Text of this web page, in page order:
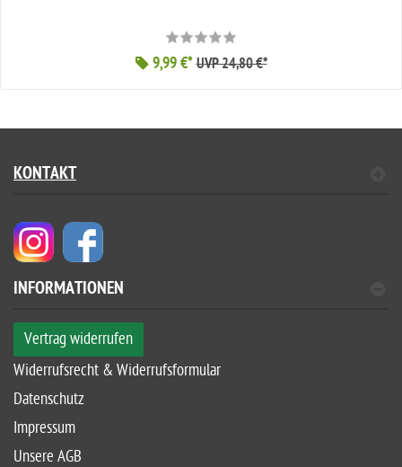
9,99 €* UVP 24,80 €*
KONTAKT
INFORMATIONEN
Vertrag widerrufen
Widerrufsrecht & Widerrufsformular
Datenschutz
Impressum
Unsere AGB